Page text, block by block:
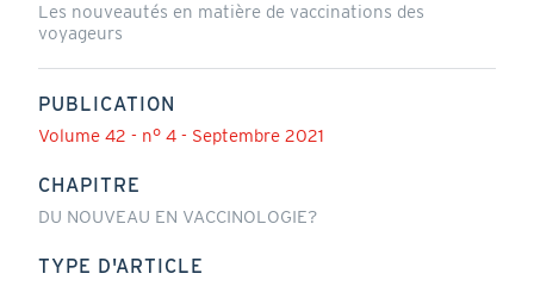
Les nouveautés en matière de vaccinations des
voyageurs
PUBLICATION
Volume 42 - n° 4 - Septembre 2021
CHAPITRE
DU NOUVEAU EN VACCINOLOGIE?
TYPE D'ARTICLE